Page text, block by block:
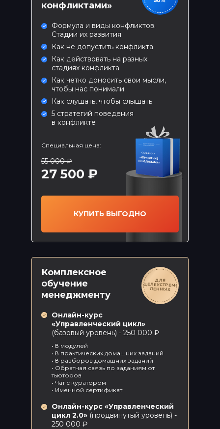
Формула и виды конфликтов.
Стадии их развития
Как не допустить конфликта
Специальная цена:
55 000 ₽
27 500 ₽
конфликтами»
Как действовать на разных
стадиях конфликта
Как четко доносить свои мысли,
чтобы нас понимали
Как слушать, чтобы слышать
5 стратегий поведения
в конфликте
КУПИТЬ ВЫГОДНО
Онлайн-курс
«Управленческий цикл»
(базовый уровень) - 250 000 ₽
ДЛЯ
ЦЕЛЕУСТРЕМ-
ЛЕННЫХ
БОМБИЧЕСКИЕ
ПРЕДЛОЖЕНИЯ
ТОЛЬКО
Комплексное
обучение
менеджменту
• 8 модулей
• 8 практических домашних заданий
• 8 разборов домашних заданий
• Обратная связь по заданиям от
тьюторов
• Чат с куратором
• Именной сертификат
Онлайн-курс «Управленческий
цикл 2.0» (продвинутый уровень) -
250 000 ₽